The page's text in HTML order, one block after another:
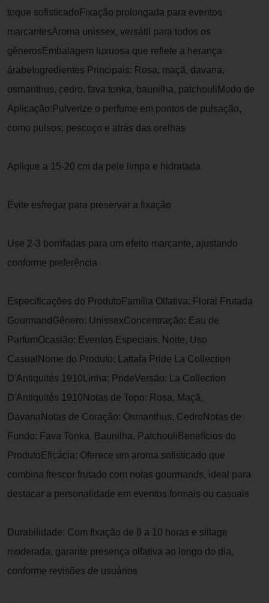
toque sofisticadoFixação prolongada para eventos
marcantesAroma unissex, versátil para todos os
gênerosEmbalagem luxuosa que reflete a herança
árabeIngredientes Principais: Rosa, maçã, davana,
osmanthus, cedro, fava tonka, baunilha, patchouliModo de
Aplicação:Pulverize o perfume em pontos de pulsação,
como pulsos, pescoço e atrás das orelhas
Aplique a 15-20 cm da pele limpa e hidratada
Evite esfregar para preservar a fixação
Use 2-3 borrifadas para um efeito marcante, ajustando
conforme preferência
Especificações do ProdutoFamília Olfativa: Floral Frutada
GourmandGênero: UnissexConcentração: Eau de
ParfumOcasião: Eventos Especiais, Noite, Uso
CasualNome do Produto: Lattafa Pride La Collection
D'Antiquités 1910Linha: PrideVersão: La Collection
D'Antiquités 1910Notas de Topo: Rosa, Maçã,
DavanaNotas de Coração: Osmanthus, CedroNotas de
Fundo: Fava Tonka, Baunilha, PatchouliBenefícios do
ProdutoEficácia: Oferece um aroma sofisticado que
combina frescor frutado com notas gourmands, ideal para
destacar a personalidade em eventos formais ou casuais
Durabilidade: Com fixação de 8 a 10 horas e sillage
moderada, garante presença olfativa ao longo do dia,
conforme revisões de usuários